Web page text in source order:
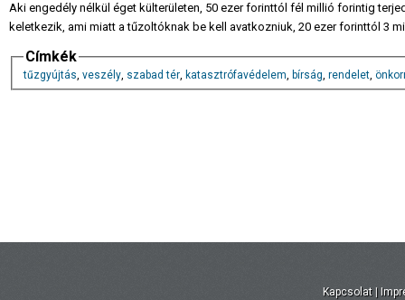
Aki engedély nélkül éget külterületen, 50 ezer forinttól fél millió forintig
keletkezik, ami miatt a tűzoltóknak be kell avatkozniuk, 20 ezer forinttól 3
Címkék
tűzgyújtás, veszély, szabad tér, katasztrófavédelem, bírság, rendelet,
Kapcsolat |